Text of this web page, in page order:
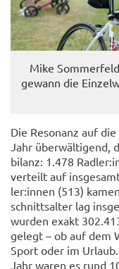
Mike
ge­wann die
Die Re­so­nanz auf
Jahr über­wäl­ti­gend,
bi­lanz: 1.478
ver­teilt auf
ler:innen (513)
schnitts­al­ter lag
wur­den exakt
ge­legt – ob auf dem
Sport oder im
Jahr waren es rund